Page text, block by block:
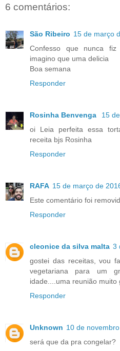
6 comentários:
São Ribeiro 15 de março
Confesso que nunca
imagino que uma delicia
Boa semana
Responder
Rosinha Benvenga
15
oi Leia perfeita essa
receita bjs Rosinha
Responder
RAFA 15 de março de
Este comentário foi
Responder
cleonice da silva malta 3
gostei das receitas, vou
vegetariana para um
idade....uma reunião
Responder
Unknown 10 de
será que da pra congelar?